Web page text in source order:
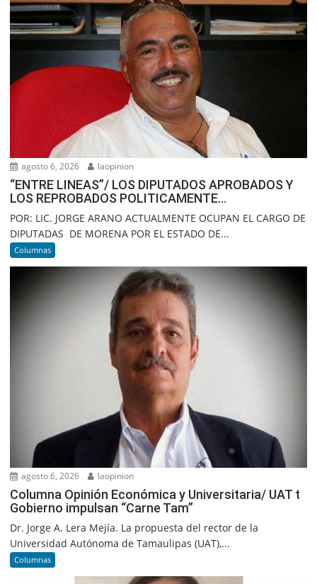
agosto 6, 2026 laopinion
“ENTRE LINEAS”/ LOS DIPUTADOS APROBADOS Y
LOS REPROBADOS POLITICAMENTE…
POR: LIC. JORGE ARANO ACTUALMENTE OCUPAN EL CARGO DE
DIPUTADAS DE MORENA POR EL ESTADO DE...
Columnas
agosto 6, 2026 laopinion
Columna Opinión Económica y Universitaria/ UAT t
Gobierno impulsan “Carne Tam”
Dr. Jorge A. Lera Mejía. La propuesta del rector de la
Universidad Autónoma de Tamaulipas (UAT),...
Columnas